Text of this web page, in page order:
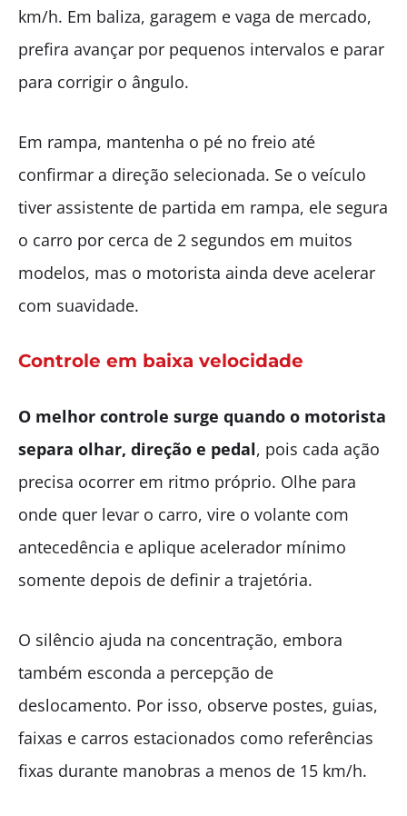
km/h. Em baliza, garagem e vaga de mercado,
prefira avançar por pequenos intervalos e parar
para corrigir o ângulo.
Em rampa, mantenha o pé no freio até
confirmar a direção selecionada. Se o veículo
tiver assistente de partida em rampa, ele segura
o carro por cerca de 2 segundos em muitos
modelos, mas o motorista ainda deve acelerar
com suavidade.
Controle em baixa velocidade
O melhor controle surge quando o motorista
separa olhar, direção e pedal, pois cada ação
precisa ocorrer em ritmo próprio. Olhe para
onde quer levar o carro, vire o volante com
antecedência e aplique acelerador mínimo
somente depois de definir a trajetória.
O silêncio ajuda na concentração, embora
também esconda a percepção de
deslocamento. Por isso, observe postes, guias,
faixas e carros estacionados como referências
fixas durante manobras a menos de 15 km/h.